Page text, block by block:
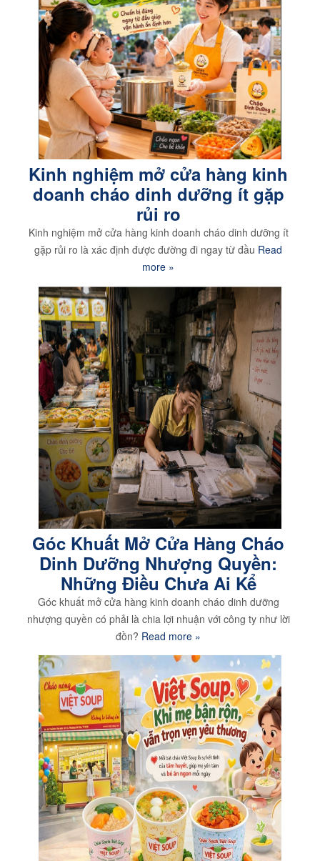
Kinh nghiệm mở cửa hàng kinh
doanh cháo dinh dưỡng ít gặp
rủi ro
Kinh nghiệm mở cửa hàng kinh doanh cháo dinh dưỡng ít
gặp rủi ro là xác định được đường đi ngay từ đầu Read
more »
Góc Khuất Mở Cửa Hàng Cháo
Dinh Dưỡng Nhượng Quyền:
Những Điều Chưa Ai Kể
Góc khuất mở cửa hàng kinh doanh cháo dinh dưỡng
nhượng quyền có phải là chia lợi nhuận với công ty như lời
đồn? Read more »